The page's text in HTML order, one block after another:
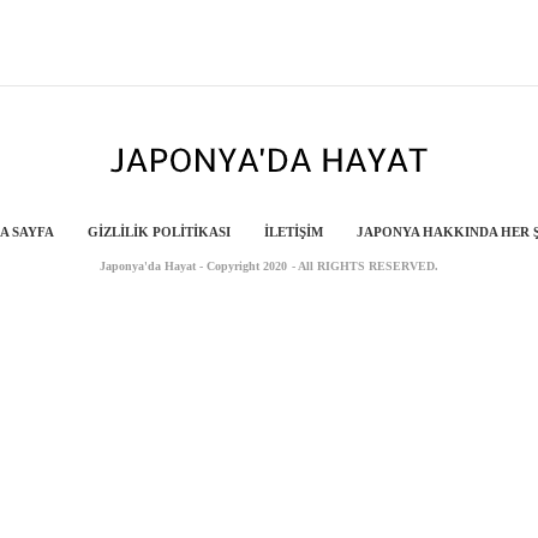
SAYFA GIZLILIK POLITIKASI İLETIŞIM JAPONYA HAKKINDA HER
Japonya'da Hayat - Copyright 2020 - All RIGHTS RESERVED.